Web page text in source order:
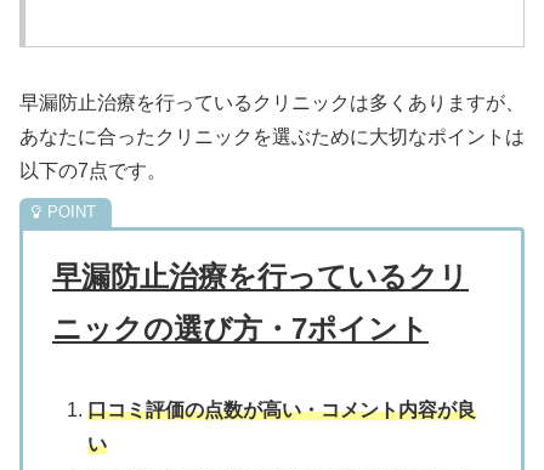
早漏防止治療を行っているクリニックは多くありますが、
あなたに合ったクリニックを選ぶために大切なポイントは
以下の7点です。
早漏防止治療を行っているクリ
ニックの選び方・7ポイント
口コミ評価の点数が高い・コメント内容が良
い